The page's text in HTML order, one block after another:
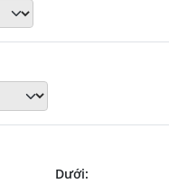
Dưới: